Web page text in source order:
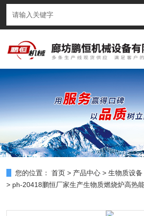
您的位置： 首页 > 产品中心 >生物质设备
> ph-20418鹏恒厂家生产生物质燃烧炉高热